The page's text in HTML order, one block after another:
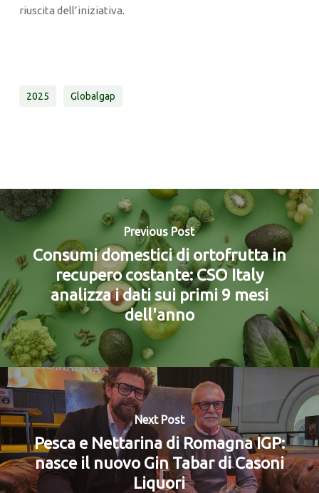
riuscita dell’iniziativa.
2025 Globalgap
Previous Post
Consumi domestici di ortofrutta in
recupero costante: CSO Italy
analizza i dati sui primi 9 mesi
dell'anno
Next Post
Pesca e Nettarina di Romagna IGP:
nasce il nuovo Gin Tabar di Casoni
Liquori